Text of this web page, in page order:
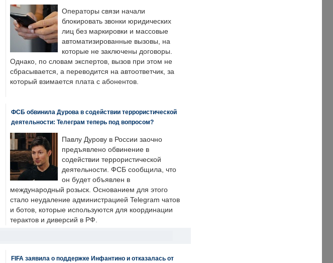
Операторы связи начали
блокировать звонки юридических
лиц без маркировки и массовые
автоматизированные вызовы, на
которые не заключены договоры.
Однако, по словам экспертов, вызов при этом не
сбрасывается, а переводится на автоответчик, за
который взимается плата с абонентов.
ФСБ обвинила Дурова в содействии террористической
деятельности: Телеграм теперь под вопросом?
Павлу Дурову в России заочно
предъявлено обвинение в
содействии террористической
деятельности. ФСБ сообщила, что
он будет объявлен в
международный розыск. Основанием для этого
стало неудаление администрацией Telegram чатов
и ботов, которые используются для координации
терактов и диверсий в РФ.
FIFA заявила о поддержке Инфантино и отказалась от